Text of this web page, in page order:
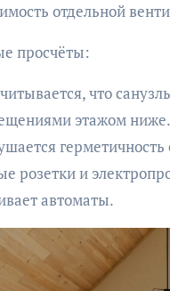
отдельной
просчёты:
что
этажом ниже.
розетки и
автоматы.